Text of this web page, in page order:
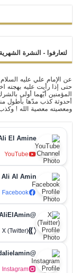
لتعارفوا - النشرة الشهرية
عن الإمام علي عليه السلام
حتى إذا رأيت عليه بهجته
المؤمنين أيّهما أولى
أحدوثة كذب مدّها بأطول
ومعصيته معصية الله !
El Amine
YouTube
Ali Al Amin
Facebook
@SayyedAliElAmin
X (Twitter)
@sayyedalielamin
Instagram